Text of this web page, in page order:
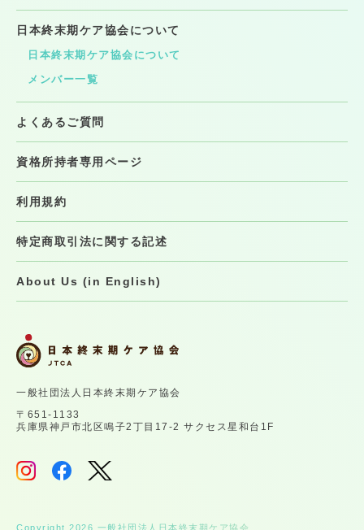
一般社団法人日本終末期ケア協会
〒651-1133
兵庫県神戸市北区鳴子2丁目17-2 サクセス星和台1F
Copyright 2026 一般社団法人日本終末期ケア協会
日本終末期ケア協会について
日本終末期ケア協会について
メンバー一覧
よくあるご質問
資格所持者専用ページ
利用規約
特定商取引法に関する記述
About Us (in English)